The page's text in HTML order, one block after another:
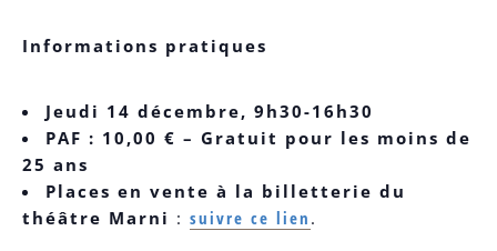
Informations pratiques
Jeudi 14 décembre, 9h30-16h30
PAF : 10,00 € – Gratuit pour les moins de
25 ans
Places en vente à la billetterie du
théâtre Marni : suivre ce lien .